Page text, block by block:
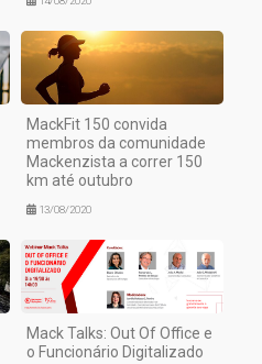
MackFit 150 convida
membros da comunidade
Mackenzista a correr 150
km até outubro
13/08/2020
Mack Talks: Out Of Office e
o Funcionário Digitalizado